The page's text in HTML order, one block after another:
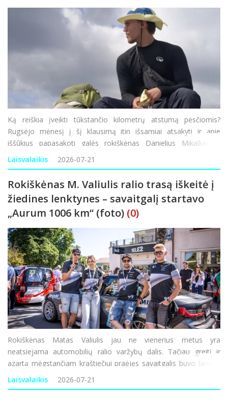
Ką reiškia įveikti tūkstančio kilometrų atstumą pėsčiomis?
Rugsėjo mėnesį į šį klausimą itin išsamiai atsakyti ir apie
iššūkius papasakoti galės rokiškėnas Danielius Mikalkėnas,
ankstyvą praėjusio šeštadienio rytą pradėjęs kelionę aplink
Lietuv
Laisvalaikis 2026-07-21
Rokiškėnas M. Valiulis ralio trasą iškeitė į
žiedines lenktynes – savaitgalį startavo
„Aurum 1006 km“ (foto) (0)
Rokiškėnas Matas Valiulis jau ne vienerius metus yra
neatsiejama automobilių ralio varžybų dalis. Tačiau greitį ir
azartą mėgstančiam kraštiečiui praėjęs savaitgalis buvo laisvas
nuo ralio varžybų, tad su komanda nusprendė sudalyvauti
Palangoje vykusiose „Aurum 1006 km“ len
Laisvalaikis 2026-07-21